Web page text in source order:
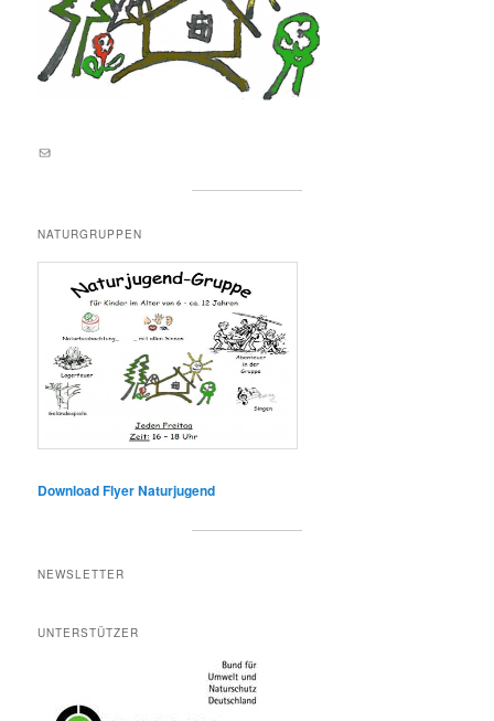
E-Mail an lernortnatur@yahoo.de
NATURGRUPPEN
Download Flyer Naturjugend
NEWSLETTER
UNTERSTÜTZER